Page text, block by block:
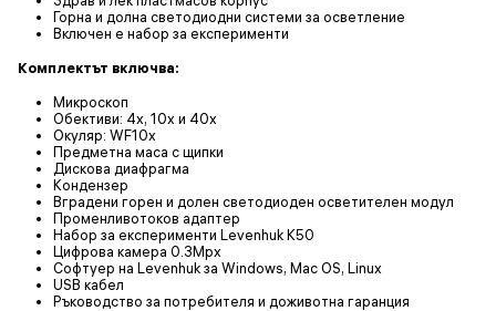
Горна и долна светодиодни системи за осветление
Включен е набор за експерименти
Комплектът включва:
Микроскоп
Обективи: 4x, 10x и 40x
Окуляр: WF10x
Предметна маса с щипки
Дискова диафрагма
Кондензер
Вградени горен и долен светодиоден осветителен модул
Променливотоков адаптер
Набор за експерименти Levenhuk K50
Цифрова камера 0.3Mpx
Софтуер на Levenhuk за Windows, Mac OS, Linux
USB кабел
Ръководство за потребителя и доживотна гаранция